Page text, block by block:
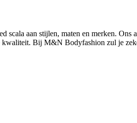
aan stijlen, maten en merken. Ons
kwaliteit. Bij M&N Bodyfashion zul je